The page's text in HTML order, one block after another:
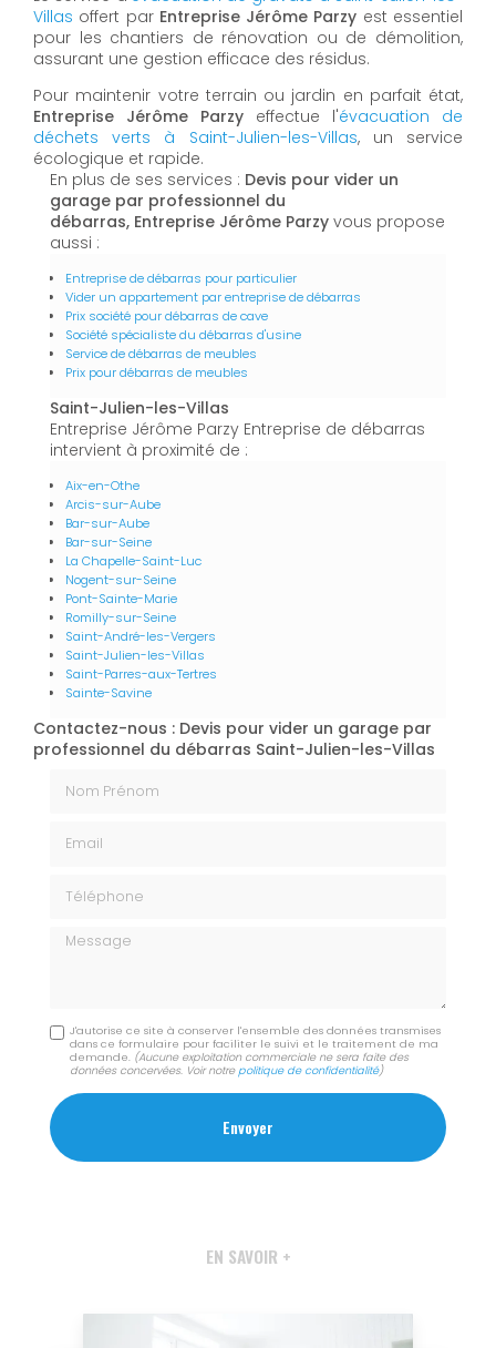
Villas offert par Entreprise Jérôme Parzy est essentiel
pour les chantiers de rénovation ou de démolition,
assurant une gestion efficace des résidus.
Pour maintenir votre terrain ou jardin en parfait état,
Entreprise Jérôme Parzy effectue l'évacuation de
déchets verts à Saint-Julien-les-Villas, un service
écologique et rapide.
En plus de ses services : Devis pour vider un
garage par professionnel du
débarras, Entreprise Jérôme Parzy vous propose
aussi :
Entreprise de débarras pour particulier
Vider un appartement par entreprise de débarras
Prix société pour débarras de cave
Société spécialiste du débarras d'usine
Service de débarras de meubles
Prix pour débarras de meubles
Saint-Julien-les-Villas
Entreprise Jérôme Parzy Entreprise de débarras
intervient à proximité de :
Aix-en-Othe
Arcis-sur-Aube
Bar-sur-Aube
Bar-sur-Seine
La Chapelle-Saint-Luc
Nogent-sur-Seine
Pont-Sainte-Marie
Romilly-sur-Seine
Saint-André-les-Vergers
Saint-Julien-les-Villas
Saint-Parres-aux-Tertres
Sainte-Savine
Contactez-nous : Devis pour vider un garage par
professionnel du débarras Saint-Julien-les-Villas
Message
J'autorise ce site à conserver l'ensemble des données transmises
dans ce formulaire pour faciliter le suivi et le traitement de ma
demande. (Aucune exploitation commerciale ne sera faite des
données concervées. Voir notrepolitique de confidentialité)
EN SAVOIR +